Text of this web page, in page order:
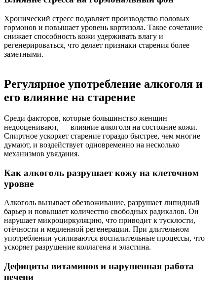
Хронический стресс подавляет производство половых
гормонов и повышает уровень кортизола. Такое сочетание
снижает способность кожи удерживать влагу и
регенерироваться, что делает признаки старения более
заметными.
Регулярное употребление алкоголя и
его влияние на старение
Среди факторов, которые большинство женщин
недооценивают, — влияние алкоголя на состояние кожи.
Спиртное ускоряет старение гораздо быстрее, чем многие
думают, и воздействует одновременно на несколько
механизмов увядания.
Как алкоголь разрушает кожу на клеточном
уровне
Алкоголь вызывает обезвоживание, разрушает липидный
барьер и повышает количество свободных радикалов. Он
нарушает микроциркуляцию, что приводит к тусклости,
отёчности и медленной регенерации. При длительном
употреблении усиливаются воспалительные процессы, что
ускоряет разрушение коллагена и эластина.
Дефициты витаминов и нарушенная работа
печени